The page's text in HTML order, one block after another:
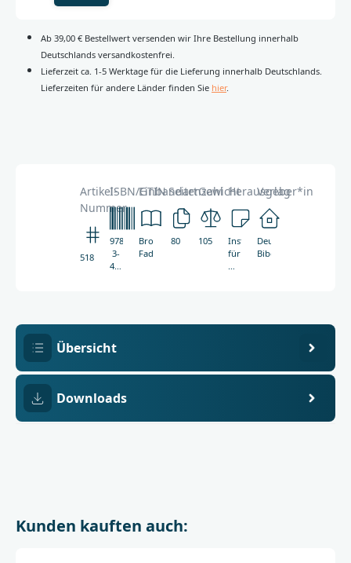
Ab 39,00 € Bestellwert versenden wir Ihre Bestellung innerhalb
Deutschlands versandkostenfrei.
Lieferzeit ca. 1-5 Werktage für die Lieferung innerhalb Deutschlands.
Lieferzeiten für andere Länder finden Sie hier.
Artikel-
Nummer
5185
ISBN/GTIN
978-
3-
438-
Einbandart
Broschur,
Fadenheftung
Seitenzahl
80
Gewicht
105g
Herausgeber*in
Institut
für
Neutestamentliche
Verlag
Deutsche
Bibelgesellschaft
Übersicht
Downloads
Kunden kauften auch: